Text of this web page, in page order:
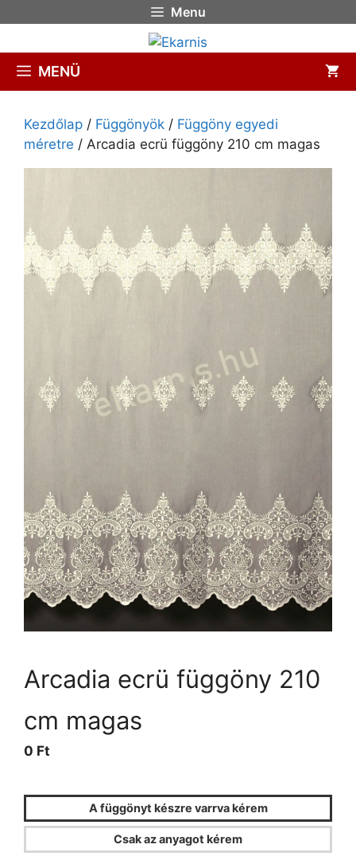
Menu
MENÜ
Kezdőlap / Függönyök / Függöny egyedi
méretre / Arcadia ecrü függöny 210 cm magas
Arcadia ecrü függöny 210
cm magas
0 Ft
A függönyt készre varrva kérem
Csak az anyagot kérem